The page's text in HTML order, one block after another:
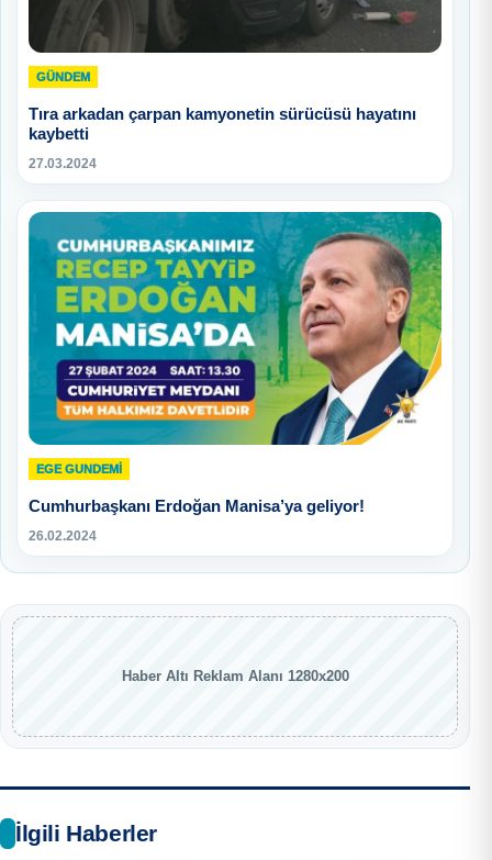
GÜNDEM
Tıra arkadan çarpan kamyonetin sürücüsü hayatını
kaybetti
27.03.2024
EGE GUNDEMİ
Cumhurbaşkanı Erdoğan Manisa’ya geliyor!
26.02.2024
Haber Altı Reklam Alanı 1280x200
İlgili Haberler